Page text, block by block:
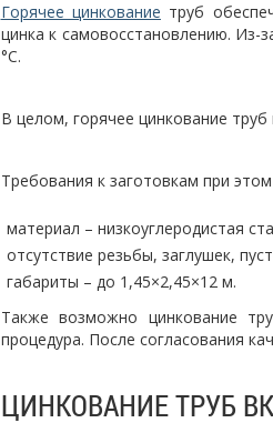
Горячее цинкование труб
цинка к самовосстановлению. Из-
°C.
В целом, горячее цинкование труб
Требования к заготовкам при
материал – низкоуглеродистая
отсутствие резьбы, заглушек,
габариты – до 1,45×2,45×12 м.
Также возможно цинкование
процедура. После согласования
ЦИНКОВАНИЕ ТРУБ